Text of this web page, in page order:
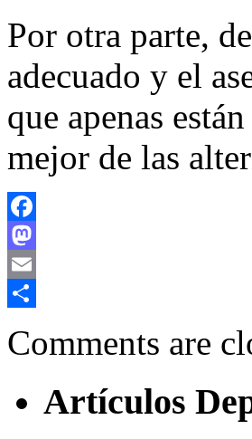
Por otra parte,
adecuado y el
que apenas
mejor de las
Facebook
Mastodon
Email
Comments are
Artículos